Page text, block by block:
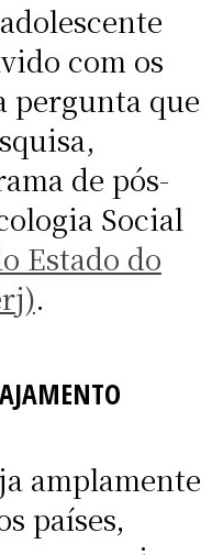
com os
pergunta que
de pós-
Social
Estado do
.
amplamente
países,